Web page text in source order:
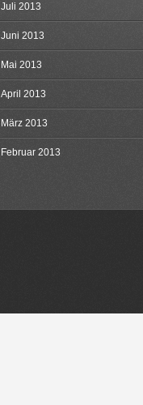
Juli 2013
Juni 2013
Mai 2013
April 2013
März 2013
Februar 2013